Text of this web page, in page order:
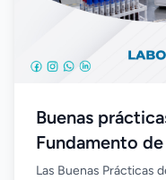
Buenas
Fundamento
Las Buenas Prácticas